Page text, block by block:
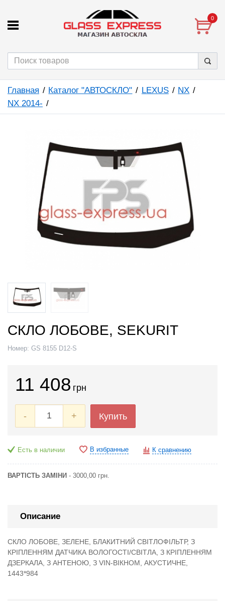
0
Главная Каталог "АВТОСКЛО" LEXUS
NX
NX 2014-
СКЛО ЛОБОВЕ, SEKURIT
Номер: GS 8155 D12-S
11 408 грн
- + Купить
Есть в наличии В избранные К сравнению
ВАРТІСТЬ ЗАМІНИ - 3000,00 грн.
Описание
СКЛО ЛОБОВЕ, ЗЕЛЕНЕ, БЛАКИТНИЙ СВІТЛОФІЛЬТР, З
КРІПЛЕННЯМ ДАТЧИКА ВОЛОГОСТІ/СВІТЛА, З КРІПЛЕННЯМ
ДЗЕРКАЛА, З АНТЕНОЮ, З VIN-ВІКНОМ, АКУСТИЧНЕ,
1443*984